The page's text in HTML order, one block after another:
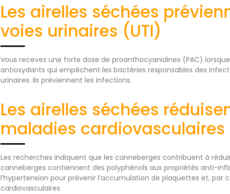
Les airelles séchées
voies urinaires (UTI)
Vous recevez une forte dose de proanthocyanidines (PAC)
antioxydants qui empêchent les bactéries responsables des
urinaires. Ils préviennent les infections.
Les airelles séchées
maladies cardiovasculaires
Les recherches indiquent que les canneberges contribuent à
canneberges contiennent des polyphénols aux propriétés anti-
l’hypertension pour prévenir l’accumulation de plaquettes et, par
cardiovasculaires.